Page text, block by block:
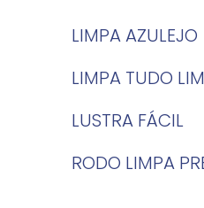
LIMPA AZULEJO
LIMPA TUDO
LUSTRA FÁCIL
RODO LIMPA